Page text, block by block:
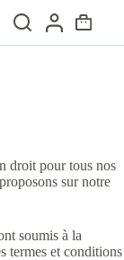
Panier
d’achat
droit pour tous nos
sur notre
soumis à la
termes et conditions